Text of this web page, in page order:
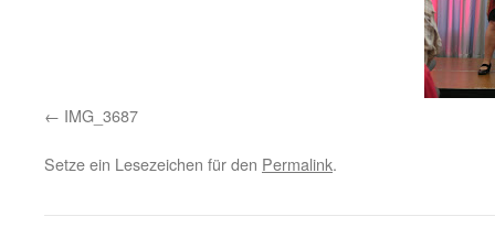
IMG_3687
Setze ein Lesezeichen für den Permalink.